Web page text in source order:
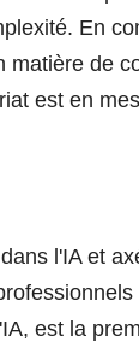
En
matière de
est en
l'IA et
est la